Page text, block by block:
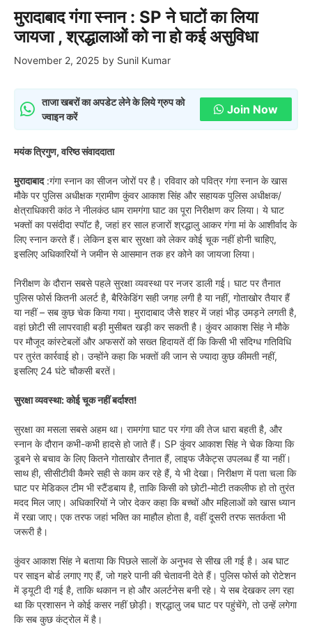
मुरादाबाद गंगा स्नान : SP ने घाटों का लिया
जायजा , श्रद्धालाओं को ना हो कई असुविधा
November 2, 2025 by Sunil Kumar
ताजा खबरों का अपडेट लेने के लिये ग्रुप को
ज्वाइन करें
Join Now
मयंक त्रिगुण, वरिष्ठ संवाददाता
मुरादाबाद:गंगा स्नान का सीजन जोरों पर है। रविवार को पवित्र गंगा स्नान के खास
मौके पर पुलिस अधीक्षक ग्रामीण कुंवर आकाश सिंह और सहायक पुलिस अधीक्षक/
क्षेत्राधिकारी कांठ ने नीलकंठ धाम रामगंगा घाट का पूरा निरीक्षण कर लिया। ये घाट
भक्तों का पसंदीदा स्पॉट है, जहां हर साल हजारों श्रद्धालु आकर गंगा मां के आशीर्वाद के
लिए स्नान करते हैं। लेकिन इस बार सुरक्षा को लेकर कोई चूक नहीं होनी चाहिए,
इसलिए अधिकारियों ने जमीन से आसमान तक हर कोने का जायजा लिया।
निरीक्षण के दौरान सबसे पहले सुरक्षा व्यवस्था पर नजर डाली गई। घाट पर तैनात
पुलिस फोर्स कितनी अलर्ट है, बैरिकेडिंग सही जगह लगी है या नहीं, गोताखोर तैयार हैं
या नहीं – सब कुछ चेक किया गया। मुरादाबाद जैसे शहर में जहां भीड़ उमड़ने लगती है,
वहां छोटी सी लापरवाही बड़ी मुसीबत खड़ी कर सकती है। कुंवर आकाश सिंह ने मौके
पर मौजूद कांस्टेबलों और अफसरों को सख्त हिदायतें दीं कि किसी भी संदिग्ध गतिविधि
पर तुरंत कार्रवाई हो। उन्होंने कहा कि भक्तों की जान से ज्यादा कुछ कीमती नहीं,
इसलिए 24 घंटे चौकसी बरतें।
सुरक्षा व्यवस्था: कोई चूक नहीं बर्दाश्त!
सुरक्षा का मसला सबसे अहम था। रामगंगा घाट पर गंगा की तेज धारा बहती है, और
स्नान के दौरान कभी-कभी हादसे हो जाते हैं। SP कुंवर आकाश सिंह ने चेक किया कि
डूबने से बचाव के लिए कितने गोताखोर तैनात हैं, लाइफ जैकेट्स उपलब्ध हैं या नहीं।
साथ ही, सीसीटीवी कैमरे सही से काम कर रहे हैं, ये भी देखा। निरीक्षण में पता चला कि
घाट पर मेडिकल टीम भी स्टैंडबाय है, ताकि किसी को छोटी-मोटी तकलीफ हो तो तुरंत
मदद मिल जाए। अधिकारियों ने जोर देकर कहा कि बच्चों और महिलाओं को खास ध्यान
में रखा जाए। एक तरफ जहां भक्ति का माहौल होता है, वहीं दूसरी तरफ सतर्कता भी
जरूरी है।
कुंवर आकाश सिंह ने बताया कि पिछले सालों के अनुभव से सीख ली गई है। अब घाट
पर साइन बोर्ड लगाए गए हैं, जो गहरे पानी की चेतावनी देते हैं। पुलिस फोर्स को रोटेशन
में ड्यूटी दी गई है, ताकि थकान न हो और अलर्टनेस बनी रहे। ये सब देखकर लग रहा
था कि प्रशासन ने कोई कसर नहीं छोड़ी। श्रद्धालु जब घाट पर पहुंचेंगे, तो उन्हें लगेगा
कि सब कुछ कंट्रोल में है।